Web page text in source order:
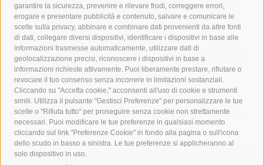
garantire la sicurezza, prevenire e rilevare frodi, correggere errori,
erogare e presentare pubblicità e contenuto, salvare e comunicare le
scelte sulla privacy, abbinare e combinare dati provenienti da altre fonti
di dati, collegare diversi dispositivi, identificare i dispositivi in base alle
informazioni trasmesse automaticamente, utilizzare dati di
geolocalizzazione precisi, riconoscere i dispositivi in base a
informazioni richieste attivamente. Puoi liberamente prestare, rifiutare o
revocare il tuo consenso senza incorrere in limitazioni sostanziali.
Cliccando su "Accetta cookie," acconsenti all'uso di cookie e strumenti
simili. Utilizza il pulsante "Gestisci Preferenze" per personalizzare le tue
scelte o "Rifiuta tutto" per proseguire senza cookie non strettamente
necessari. Puoi modificare le tue preferenze in qualsiasi momento
cliccando sul link "Preferenze Cookie" in fondo alla pagina o sull'icona
dello scudo in basso a sinistra. Le tue preferenze si applicheranno al
solo dispositivo in uso.
fondazione sorrento
gori guardia costiera
incidente
lavori
lorenzo balducelli mare
massa lubrense
massimo coppola
Meta napoli
ordinanza
penisola sorrentina
piano di sorrento
polizia municipale
protezione civile
Regione Campania
sant'agnello
sindaco cuomo
sorrento studenti temporali
treni
turismo
Vico Equense villa fiorentino vincenzo de luca